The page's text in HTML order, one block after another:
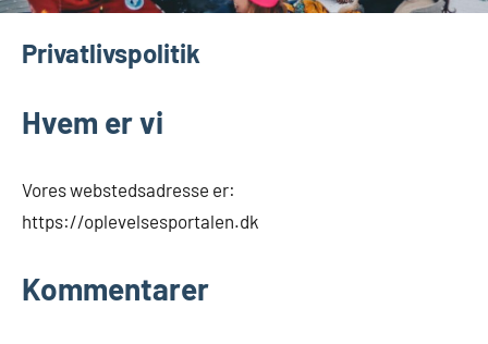
Privatlivspolitik
Hvem er vi
Vores webstedsadresse er:
https://oplevelsesportalen.dk
Kommentarer